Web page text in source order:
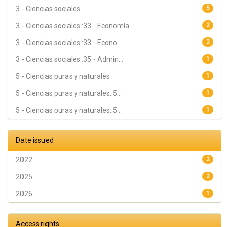
5
3 - Ciencias sociales
2
3 - Ciencias sociales::33 - Economía
2
3 - Ciencias sociales::33 - Econo...
1
3 - Ciencias sociales::35 - Admin...
1
5 - Ciencias puras y naturales
1
5 - Ciencias puras y naturales::5...
1
5 - Ciencias puras y naturales::5...
Date issued
2
2022
2
2025
1
2026
Access rights